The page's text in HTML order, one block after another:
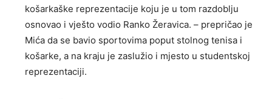
košarkaške reprezentacije koju je u tom razdoblju
osnovao i vješto vodio Ranko Žeravica. – prepričao je
Mića da se bavio sportovima poput stolnog tenisa i
košarke, a na kraju je zaslužio i mjesto u studentskoj
reprezentaciji.